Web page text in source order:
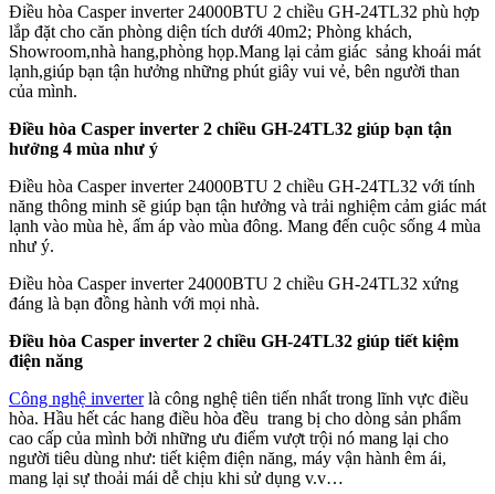
Điều hòa Casper inverter 24000BTU 2 chiều GH-24TL32 phù hợp
lắp đặt cho căn phòng diện tích dưới 40m2; Phòng khách,
Showroom,nhà hang,phòng họp.Mang lại cảm giác sảng khoái mát
lạnh,giúp bạn tận hưởng những phút giây vui vẻ, bên người than
của mình.
Điều hòa Casper inverter 2 chiều GH-24TL32 giúp bạn tận
hưởng 4 mùa như ý
Điều hòa Casper inverter 24000BTU 2 chiều GH-24TL32 với tính
năng thông minh sẽ giúp bạn tận hưởng và trải nghiệm cảm giác mát
lạnh vào mùa hè, ấm áp vào mùa đông. Mang đến cuộc sống 4 mùa
như ý.
Điều hòa Casper inverter 24000BTU 2 chiều GH-24TL32 xứng
đáng là bạn đồng hành với mọi nhà.
Điều hòa Casper inverter 2 chiều GH-24TL32 giúp tiết kiệm
điện năng
Công nghệ inverterlà công nghệ tiên tiến nhất trong lĩnh vực điều
hòa. Hầu hết các hang điều hòa đều trang bị cho dòng sản phẩm
cao cấp của mình bởi những ưu điểm vượt trội nó mang lại cho
người tiêu dùng như: tiết kiệm điện năng, máy vận hành êm ái,
mang lại sự thoải mái dễ chịu khi sử dụng v.v…